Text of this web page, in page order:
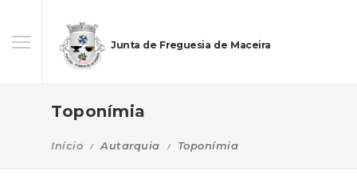
Junta de Freguesia de Maceira
Toponímia
Início Autarquia Toponímia